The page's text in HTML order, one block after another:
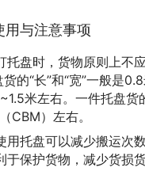
用与注意事项
托盘时，货物原则上不
货的“长”和“宽”一般是
米左右。一件托盘货
CBM）左右。
用托盘可以减少搬运次
于保护货物，减少货损货